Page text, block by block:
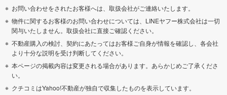
お問い合わせをされたお客様へは、取扱会社がご連絡いたします。
物件に関するお客様のお問い合わせについては、LINEヤフー株式会社は一切
関与いたしません。取扱会社に直接ご確認ください。
不動産購入の検討、契約にあたってはお客様ご自身が情報を確認し、各会社
より十分な説明を受け判断してください。
本ページの掲載内容は変更される場合があります。あらかじめご了承くださ
い。
クチコミはYahoo!不動産が独自で収集したものを表示しています。